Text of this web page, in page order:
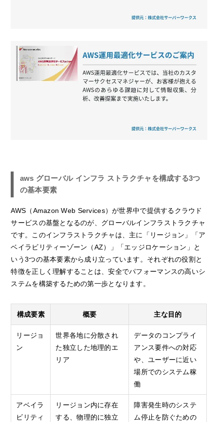
aws グローバル インフラ ストラクチャを構成する3つ
の基本要素
AWS（Amazon Web Services）が世界中で提供するクラウド
サービスの基盤となるのが、グローバルインフラストラクチャ
です。このインフラストラクチャは、主に「リージョン」「ア
ベイラビリティーゾーン（AZ）」「エッジロケーション」と
いう3つの基本要素から成り立っています。それぞれの役割と
特徴を正しく理解することは、安全でパフォーマンスの高いシ
ステムを構築するための第一歩となります。
構成要素 概要 主な目的
リージョ
ン
世界各地に分散され
た独立した地理的エ
リア
データのコンプライ
アンス要件への対応
や、ユーザーに近い
場所でのシステム稼
働
アベイラ
ビリティ
リージョン内に存在
する、物理的に独立
障害発生時のシステ
ム停止を防ぐための